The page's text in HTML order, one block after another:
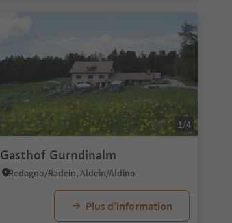
1/4
Gasthof Gurndinalm
Redagno/Radein, Aldein/Aldino
Plus d’information